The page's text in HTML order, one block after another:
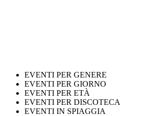
EVENTI PER GENERE
EVENTI PER GIORNO
EVENTI PER ETÀ
EVENTI PER DISCOTECA
EVENTI IN SPIAGGIA